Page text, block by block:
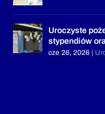
Uroczyste
stypendiów
cze 26, 2026 |